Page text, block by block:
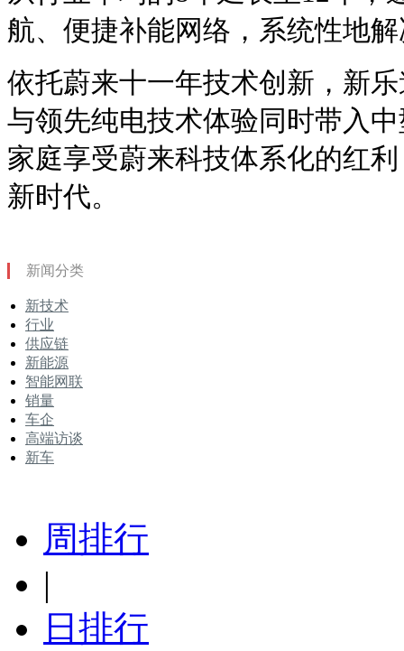
航、便捷补能网络，系统性地
依托蔚来十一年技术创新，新
与领先纯电技术体验同时带入
家庭享受蔚来科技体系化的红
新时代。
新闻分类
新技术
行业
供应链
新能源
智能网联
销量
车企
高端访谈
新车
周排行
|
日排行